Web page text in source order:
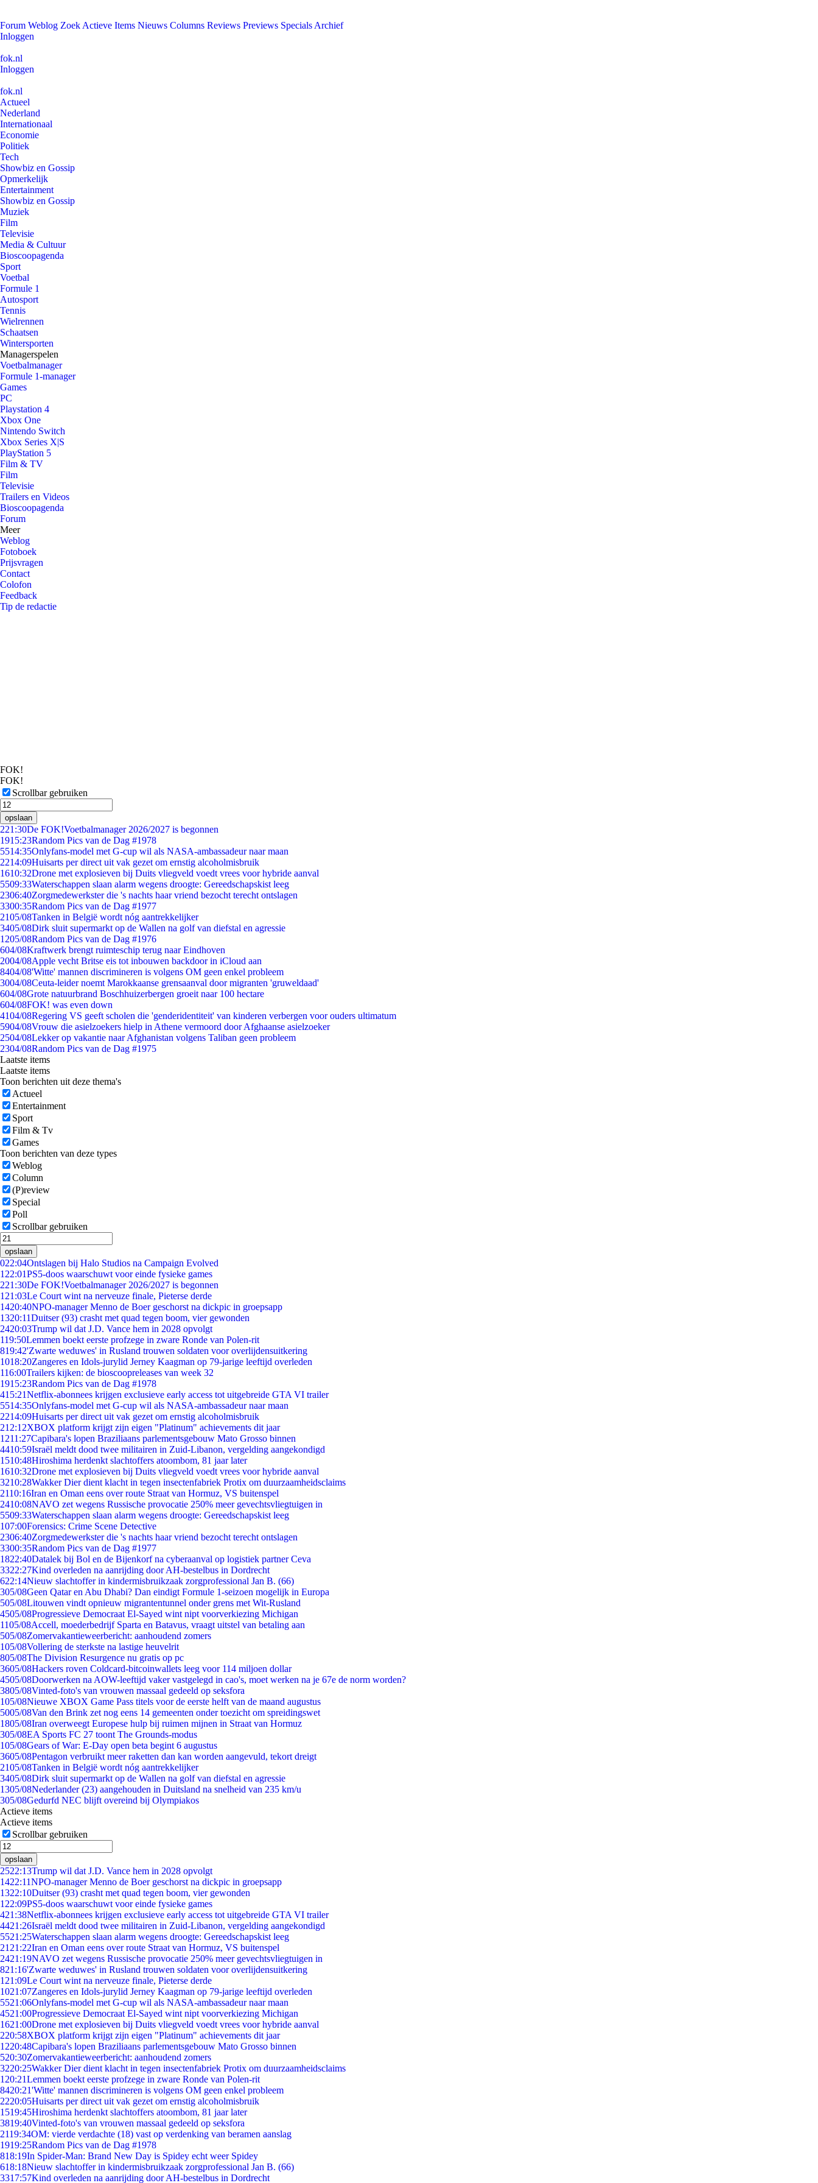
Forum Weblog Zoek Actieve Items Nieuws Columns Reviews Previews Specials Archief
Inloggen
fok.nl
Inloggen
fok.nl
Actueel
Nederland
Internationaal
Economie
Politiek
Tech
Showbiz en Gossip
Opmerkelijk
Entertainment
Showbiz en Gossip
Muziek
Film
Televisie
Media & Cultuur
Bioscoopagenda
Sport
Voetbal
Formule 1
Autosport
Tennis
Wielrennen
Schaatsen
Wintersporten
Managerspelen
Voetbalmanager
Formule 1-manager
Games
PC
Playstation 4
Xbox One
Nintendo Switch
Xbox Series X|S
PlayStation 5
Film & TV
Film
Televisie
Trailers en Videos
Bioscoopagenda
Forum
Meer
Weblog
Fotoboek
Prijsvragen
Contact
Colofon
Feedback
Tip de redactie
FOK!
FOK!
Scrollbar gebruiken
opslaan
221:30De FOK!Voetbalmanager 2026/2027 is begonnen
1915:23Random Pics van de Dag #1978
5514:35Onlyfans-model met G-cup wil als NASA-ambassadeur naar maan
2214:09Huisarts per direct uit vak gezet om ernstig alcoholmisbruik
1610:32Drone met explosieven bij Duits vliegveld voedt vrees voor hybride aanval
5509:33Waterschappen slaan alarm wegens droogte: Gereedschapskist leeg
2306:40Zorgmedewerkster die 's nachts haar vriend bezocht terecht ontslagen
3300:35Random Pics van de Dag #1977
2105/08Tanken in België wordt nóg aantrekkelijker
3405/08Dirk sluit supermarkt op de Wallen na golf van diefstal en agressie
1205/08Random Pics van de Dag #1976
604/08Kraftwerk brengt ruimteschip terug naar Eindhoven
2004/08Apple vecht Britse eis tot inbouwen backdoor in iCloud aan
8404/08'Witte' mannen discrimineren is volgens OM geen enkel probleem
3004/08Ceuta-leider noemt Marokkaanse grensaanval door migranten 'gruweldaad'
604/08Grote natuurbrand Boschhuizerbergen groeit naar 100 hectare
604/08FOK! was even down
4104/08Regering VS geeft scholen die 'genderidentiteit' van kinderen verbergen voor ouders ultimatum
5904/08Vrouw die asielzoekers hielp in Athene vermoord door Afghaanse asielzoeker
2504/08Lekker op vakantie naar Afghanistan volgens Taliban geen probleem
2304/08Random Pics van de Dag #1975
Laatste items
Laatste items
Toon berichten uit deze thema's
Actueel
Entertainment
Sport
Film & Tv
Games
Toon berichten van deze types
Weblog
Column
(P)review
Special
Poll
Scrollbar gebruiken
opslaan
022:04Ontslagen bij Halo Studios na Campaign Evolved
1 22:01PS5-doos waarschuwt voor einde fysieke games
221:30De FOK!Voetbalmanager 2026/2027 is begonnen
1 21:03Le Court wint na nerveuze finale, Pieterse derde
1420:40NPO-manager Menno de Boer geschorst na dickpic in groepsapp
1320:11Duitser (93) crasht met quad tegen boom, vier gewonden
2420:03Trump wil dat J.D. Vance hem in 2028 opvolgt
119:50Lemmen boekt eerste profzege in zware Ronde van Polen-rit
819:42'Zwarte weduwes' in Rusland trouwen soldaten voor overlijdensuitkering
1018:20Zangeres en Idols-jurylid Jerney Kaagman op 79-jarige leeftijd overleden
116:00Trailers kijken: de bioscoopreleases van week 32
1915:23Random Pics van de Dag #1978
415:21Netflix-abonnees krijgen exclusieve early access tot uitgebreide GTA VI trailer
5514:35Onlyfans-model met G-cup wil als NASA-ambassadeur naar maan
2214:09Huisarts per direct uit vak gezet om ernstig alcoholmisbruik
212:12XBOX platform krijgt zijn eigen "Platinum" achievements dit jaar
1211:27Capibara's lopen Braziliaans parlementsgebouw Mato Grosso binnen
4410:59Israël meldt dood twee militairen in Zuid-Libanon, vergelding aangekondigd
1510:48Hiroshima herdenkt slachtoffers atoombom, 81 jaar later
1610:32Drone met explosieven bij Duits vliegveld voedt vrees voor hybride aanval
3210:28Wakker Dier dient klacht in tegen insectenfabriek Protix om duurzaamheidsclaims
2110:16Iran en Oman eens over route Straat van Hormuz, VS buitenspel
2410:08NAVO zet wegens Russische provocatie 250% meer gevechtsvliegtuigen in
5509:33Waterschappen slaan alarm wegens droogte: Gereedschapskist leeg
107:00Forensics: Crime Scene Detective
2306:40Zorgmedewerkster die 's nachts haar vriend bezocht terecht ontslagen
3300:35Random Pics van de Dag #1977
1822:40Datalek bij Bol en de Bijenkorf na cyberaanval op logistiek partner Ceva
3322:27Kind overleden na aanrijding door AH-bestelbus in Dordrecht
622:14Nieuw slachtoffer in kindermisbruikzaak zorgprofessional Jan B. (66)
305/08Geen Qatar en Abu Dhabi? Dan eindigt Formule 1-seizoen mogelijk in Europa
505/08Litouwen vindt opnieuw migrantentunnel onder grens met Wit-Rusland
4505/08Progressieve Democraat El-Sayed wint nipt voorverkiezing Michigan
1105/08Accell, moederbedrijf Sparta en Batavus, vraagt uitstel van betaling aan
505/08Zomervakantieweerbericht: aanhoudend zomers
105/08Vollering de sterkste na lastige heuvelrit
805/08The Division Resurgence nu gratis op pc
3605/08Hackers roven Coldcard-bitcoinwallets leeg voor 114 miljoen dollar
4505/08Doorwerken na AOW-leeftijd vaker vastgelegd in cao's, moet werken na je 67e de norm worden?
3805/08Vinted-foto's van vrouwen massaal gedeeld op seksfora
105/08Nieuwe XBOX Game Pass titels voor de eerste helft van de maand augustus
5005/08Van den Brink zet nog eens 14 gemeenten onder toezicht om spreidingswet
1805/08Iran overweegt Europese hulp bij ruimen mijnen in Straat van Hormuz
305/08EA Sports FC 27 toont The Grounds-modus
105/08Gears of War: E-Day open beta begint 6 augustus
3605/08Pentagon verbruikt meer raketten dan kan worden aangevuld, tekort dreigt
2105/08Tanken in België wordt nóg aantrekkelijker
3405/08Dirk sluit supermarkt op de Wallen na golf van diefstal en agressie
1305/08Nederlander (23) aangehouden in Duitsland na snelheid van 235 km/u
305/08Gedurfd NEC blijft overeind bij Olympiakos
Actieve items
Actieve items
Scrollbar gebruiken
opslaan
2522:13Trump wil dat J.D. Vance hem in 2028 opvolgt
1422:11NPO-manager Menno de Boer geschorst na dickpic in groepsapp
1322:10Duitser (93) crasht met quad tegen boom, vier gewonden
1 22:09PS5-doos waarschuwt voor einde fysieke games
421:38Netflix-abonnees krijgen exclusieve early access tot uitgebreide GTA VI trailer
4421:26Israël meldt dood twee militairen in Zuid-Libanon, vergelding aangekondigd
5521:25Waterschappen slaan alarm wegens droogte: Gereedschapskist leeg
21 21:22Iran en Oman eens over route Straat van Hormuz, VS buitenspel
2421:19NAVO zet wegens Russische provocatie 250% meer gevechtsvliegtuigen in
821:16'Zwarte weduwes' in Rusland trouwen soldaten voor overlijdensuitkering
1 21:09Le Court wint na nerveuze finale, Pieterse derde
1021:07Zangeres en Idols-jurylid Jerney Kaagman op 79-jarige leeftijd overleden
5521:06Onlyfans-model met G-cup wil als NASA-ambassadeur naar maan
4521:00Progressieve Democraat El-Sayed wint nipt voorverkiezing Michigan
1621:00Drone met explosieven bij Duits vliegveld voedt vrees voor hybride aanval
220:58XBOX platform krijgt zijn eigen "Platinum" achievements dit jaar
1220:48Capibara's lopen Braziliaans parlementsgebouw Mato Grosso binnen
520:30Zomervakantieweerbericht: aanhoudend zomers
3220:25Wakker Dier dient klacht in tegen insectenfabriek Protix om duurzaamheidsclaims
1 20:21Lemmen boekt eerste profzege in zware Ronde van Polen-rit
8420:21'Witte' mannen discrimineren is volgens OM geen enkel probleem
2220:05Huisarts per direct uit vak gezet om ernstig alcoholmisbruik
1519:45Hiroshima herdenkt slachtoffers atoombom, 81 jaar later
3819:40Vinted-foto's van vrouwen massaal gedeeld op seksfora
2119:34OM: vierde verdachte (18) vast op verdenking van beramen aanslag
1919:25Random Pics van de Dag #1978
818:19In Spider-Man: Brand New Day is Spidey echt weer Spidey
618:18Nieuw slachtoffer in kindermisbruikzaak zorgprofessional Jan B. (66)
3317:57Kind overleden na aanrijding door AH-bestelbus in Dordrecht